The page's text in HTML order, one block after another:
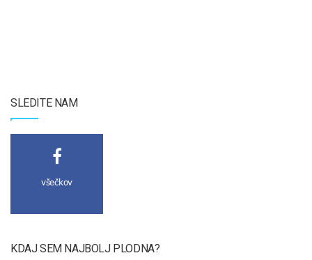
SLEDITE NAM
všečkov
KDAJ SEM NAJBOLJ PLODNA?